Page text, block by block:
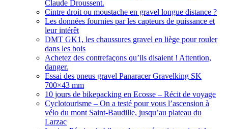
Claude Droussent.
Cintre droit ou moustache en gravel longue distance ?
Les données fournies par les capteurs de puissance et
leur intérêt
DMT GK1, les chaussures gravel en liège pour rouler
dans les bois
Achetez des contrefaçons qu’ils disaient ! Attention,
danger.
Essai des pneus gravel Panaracer Gravelking SK
700×43 mm
10 jours de bikepacking en Ecosse – Récit de voyage
Cyclotourisme – On a testé pour vous l’ascension à
vélo du mont Saint-Baudille, jusqu’au plateau du
Larzac